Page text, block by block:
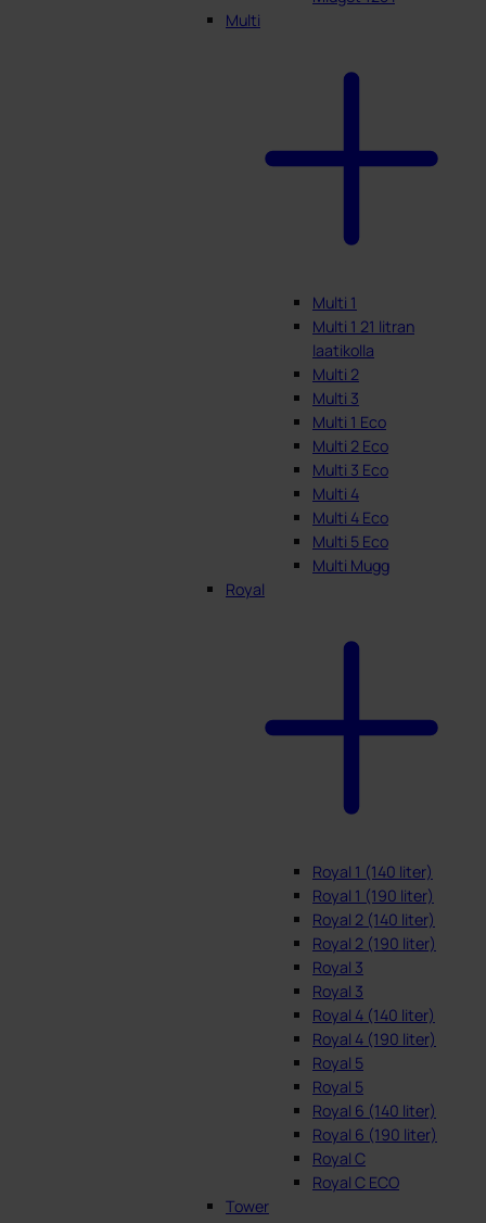
Multi
Multi 1
Multi 1 21 litran
laatikolla
Multi 2
Multi 3
Multi 1 Eco
Multi 2 Eco
Multi 3 Eco
Multi 4
Multi 4 Eco
Multi 5 Eco
Multi Mugg
Royal
Royal 1 (140 liter)
Royal 1 (190 liter)
Royal 2 (140 liter)
Royal 2 (190 liter)
Royal 3
Royal 3
Royal 4 (140 liter)
Royal 4 (190 liter)
Royal 5
Royal 5
Royal 6 (140 liter)
Royal 6 (190 liter)
Royal C
Royal C ECO
Tower